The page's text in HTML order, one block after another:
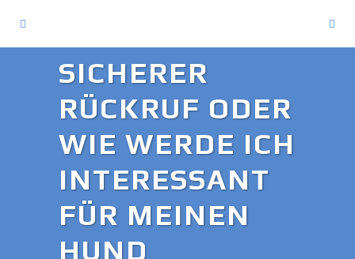
SICHERER
RÜCKRUF ODER
WIE WERDE ICH
INTERESSANT
FÜR MEINEN
HUND